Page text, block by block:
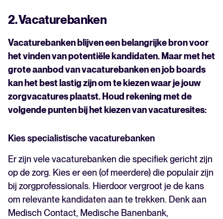
2. Vacaturebanken
Vacaturebanken blijven een belangrijke bron voor
het vinden van potentiële kandidaten. Maar met het
grote aanbod van vacaturebanken en job boards
kan het best lastig zijn om te kiezen waar je jouw
zorgvacatures plaatst. Houd rekening met de
volgende punten bij het kiezen van vacaturesites:
Kies specialistische vacaturebanken
Er zijn vele vacaturebanken die specifiek gericht zijn
op de zorg. Kies er een (of meerdere) die populair zijn
bij zorgprofessionals. Hierdoor vergroot je de kans
om relevante kandidaten aan te trekken. Denk aan
Medisch Contact, Medische Banenbank,